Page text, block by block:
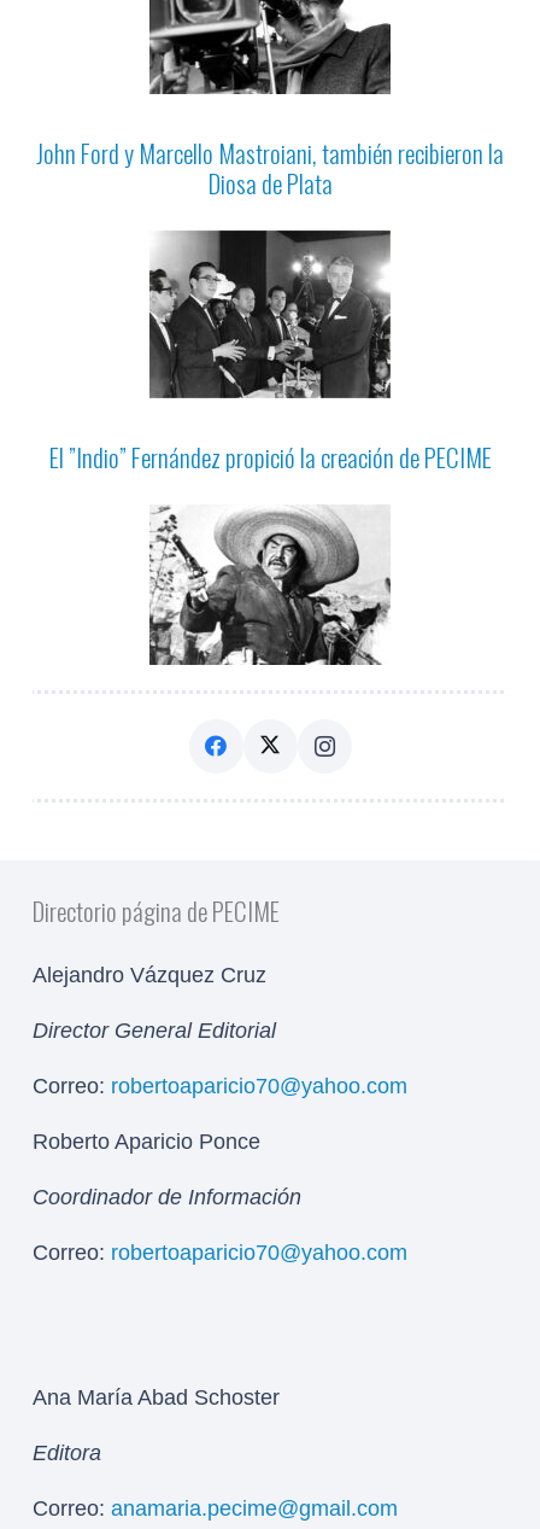
John Ford y Marcello Mastroiani, también recibieron la
Diosa de Plata
El ”Indio” Fernández propició la creación de PECIME
Directorio página de PECIME
Alejandro Vázquez Cruz
Director General Editorial
Correo: robertoaparicio70@yahoo.com
Roberto Aparicio Ponce
Coordinador de Información
Correo: robertoaparicio70@yahoo.com
Ana María Abad Schoster
Editora
Correo: anamaria.pecime@gmail.com